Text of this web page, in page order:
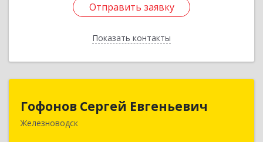
Отправить заявку
Показать контакты
Отправить заявку
Назад
Гофонов Сергей Евгеньевич
Железноводск
Гофонов Сергей Евгеньевич